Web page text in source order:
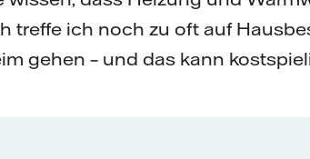
treffe ich noch zu oft auf
gehen – und das kann